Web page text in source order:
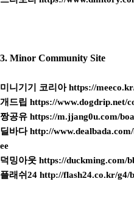
3. Minor Community Site
미니기기 코리아https://
개드립 https://www.dogdrip.net/
짱공유 https://m.jjang0u.com/
딜바다http://
ee
덕밍아웃 https://duckming.com/
플래쉬24 http://flash24.co.kr/g4/